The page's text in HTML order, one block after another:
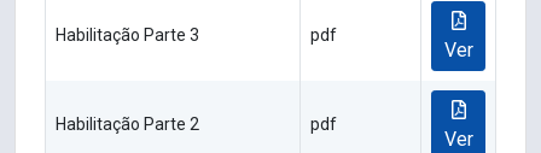
Habilitação Parte 3 pdf
Ver
Habilitação Parte 2 pdf
Ver